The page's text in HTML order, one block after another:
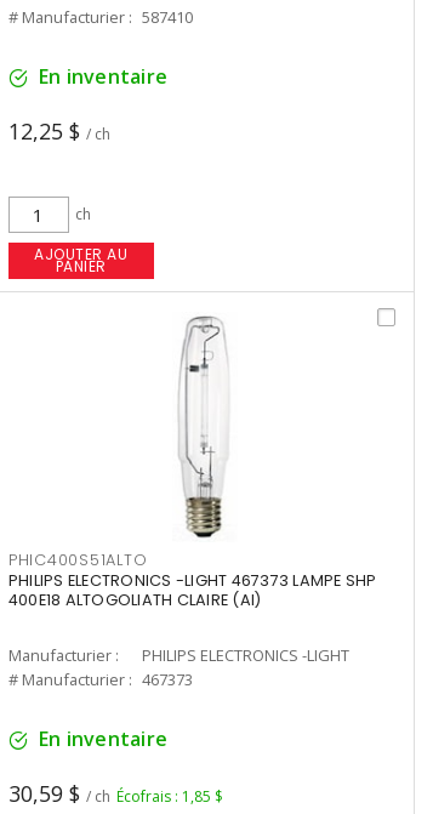
# Manufacturier : 587410
En inventaire
12,25 $ / ch
ch
AJOUTER AU
PANIER
PHIC400S51ALTO
PHILIPS ELECTRONICS -LIGHT 467373 LAMPE SHP
400E18 ALTOGOLIATH CLAIRE (AI)
Manufacturier :
PHILIPS ELECTRONICS -LIGHT
# Manufacturier : 467373
En inventaire
30,59 $ / ch Écofrais : 1,85 $